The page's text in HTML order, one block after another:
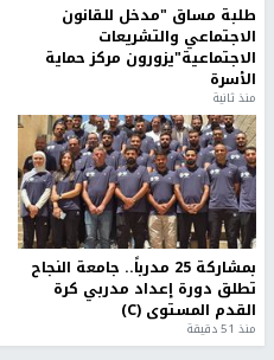
طلبة مساق "مدخل للقانون
الاجتماعي والتشريعات
الاجتماعية"يزورون مركز حماية
الأسرة
منذ ثانية
بمشاركة 25 مدرباً.. جامعة النجاح
تطلق دورة إعداد مدربي كرة
القدم المستوى (C)
منذ 51 دقيقة